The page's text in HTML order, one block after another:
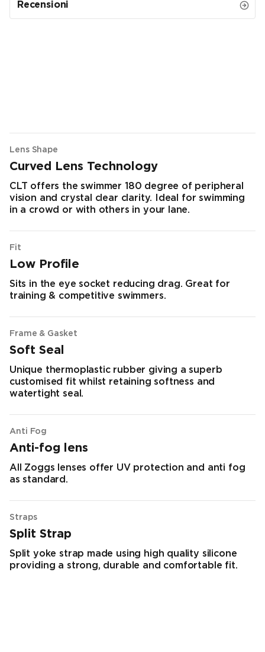
Recensioni
Lens Shape
Curved Lens Technology
CLT offers the swimmer 180 degree of peripheral
vision and crystal clear clarity. Ideal for swimming
in a crowd or with others in your lane.
Fit
Low Profile
Sits in the eye socket reducing drag. Great for
training & competitive swimmers.
Frame & Gasket
Soft Seal
Unique thermoplastic rubber giving a superb
customised fit whilst retaining softness and
watertight seal.
Anti Fog
Anti-fog lens
All Zoggs lenses offer UV protection and anti fog
as standard.
Straps
Split Strap
Split yoke strap made using high quality silicone
providing a strong, durable and comfortable fit.